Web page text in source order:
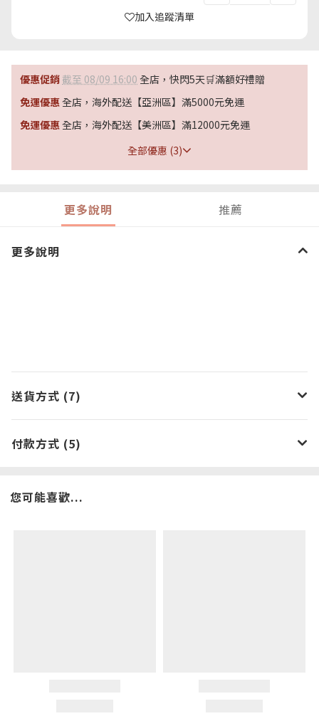
加入追蹤清單
優惠促銷 截至 08/09 16:00 全店，快閃5天🛒滿額好禮贈
免運優惠全店，海外配送【亞洲區】滿5000元免運
免運優惠全店，海外配送【美洲區】滿12000元免運
全部優惠 (3)
更多說明 推薦
更多說明
送貨方式 (7)
付款方式 (5)
您可能喜歡...